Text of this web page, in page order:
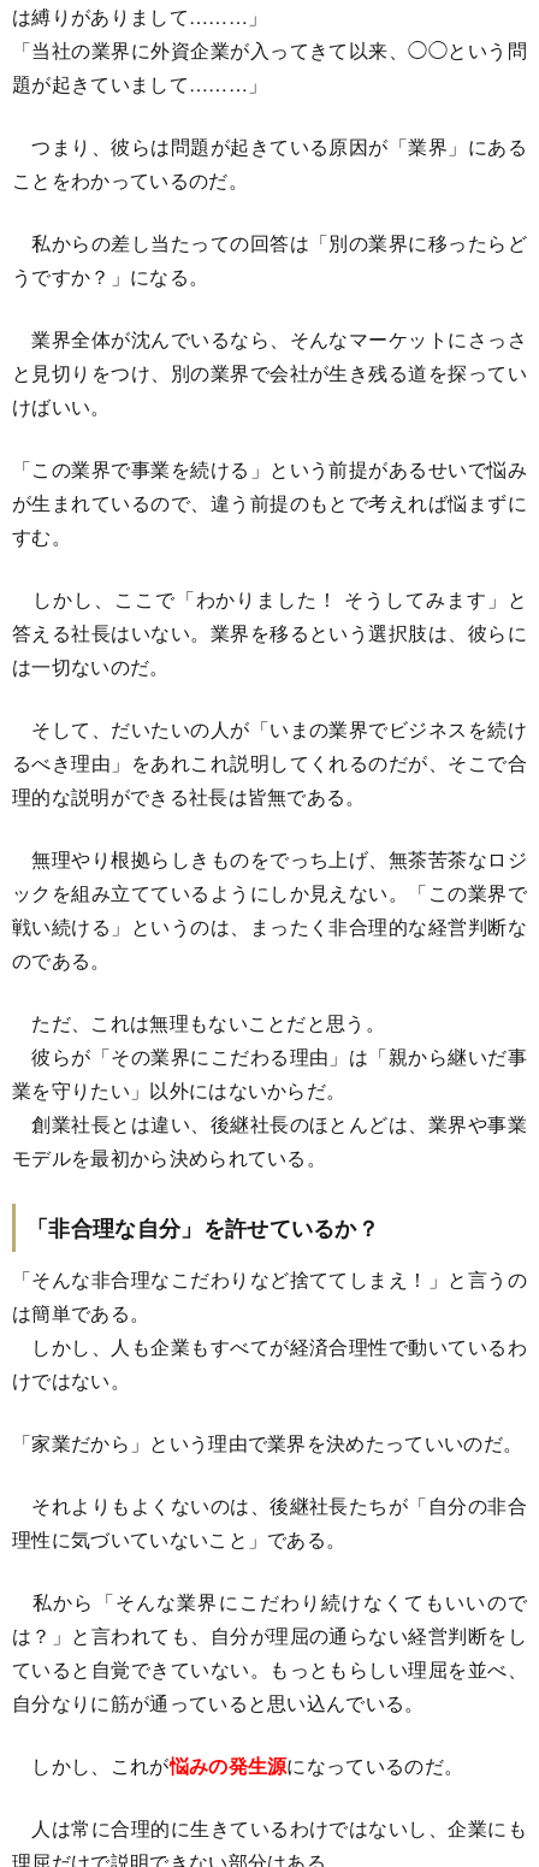
は縛りがありまして………」
「当社の業界に外資企業が入ってきて以来、◯◯という問
題が起きていまして………」
つまり、彼らは問題が起きている原因が「業界」にある
ことをわかっているのだ。
私からの差し当たっての回答は「別の業界に移ったらど
うですか？」になる。
業界全体が沈んでいるなら、そんなマーケットにさっさ
と見切りをつけ、別の業界で会社が生き残る道を探ってい
けばいい。
「この業界で事業を続ける」という前提があるせいで悩み
が生まれているので、違う前提のもとで考えれば悩まずに
すむ。
しかし、ここで「わかりました！ そうしてみます」と
答える社長はいない。業界を移るという選択肢は、彼らに
は一切ないのだ。
そして、だいたいの人が「いまの業界でビジネスを続け
るべき理由」をあれこれ説明してくれるのだが、そこで合
理的な説明ができる社長は皆無である。
無理やり根拠らしきものをでっち上げ、無茶苦茶なロジ
ックを組み立てているようにしか見えない。「この業界で
戦い続ける」というのは、まったく非合理的な経営判断な
のである。
ただ、これは無理もないことだと思う。
彼らが「その業界にこだわる理由」は「親から継いだ事
業を守りたい」以外にはないからだ。
創業社長とは違い、後継社長のほとんどは、業界や事業
モデルを最初から決められている。
「非合理な自分」を許せているか？
「そんな非合理なこだわりなど捨ててしまえ！」と言うの
は簡単である。
しかし、人も企業もすべてが経済合理性で動いているわ
けではない。
「家業だから」という理由で業界を決めたっていいのだ。
それよりもよくないのは、後継社長たちが「自分の非合
理性に気づいていないこと」である。
私から「そんな業界にこだわり続けなくてもいいので
は？」と言われても、自分が理屈の通らない経営判断をし
ていると自覚できていない。もっともらしい理屈を並べ、
自分なりに筋が通っていると思い込んでいる。
しかし、これが悩みの発生源になっているのだ。
人は常に合理的に生きているわけではないし、企業にも
理屈だけで説明できない部分はある。